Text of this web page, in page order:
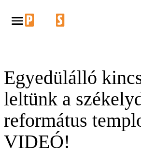
Egyedülálló
leltünk a
református
VIDEÓ!